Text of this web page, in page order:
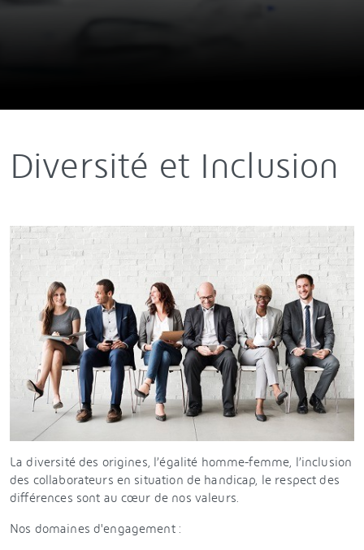
Diversité et Inclusion
La diversité des origines, l’égalité homme-femme, l’inclusion
des collaborateurs en situation de handicap, le respect des
différences sont au cœur de nos valeurs.
Nos domaines d'engagement :